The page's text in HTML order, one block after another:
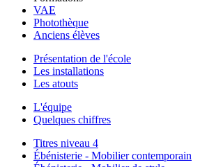
VAE
Photothèque
Anciens élèves
Présentation de l'école
Les installations
Les atouts
L'équipe
Quelques chiffres
Titres niveau 4
Ébénisterie - Mobilier contemporain